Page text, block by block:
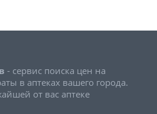
- сервис поиска цен на
в аптеках вашего города.
от вас аптеке